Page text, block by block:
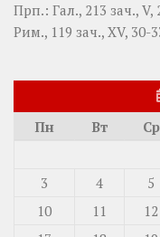
Прп.: Гал., 213 зач., V,
Рим., 119 зач., XV, 30-
Пн
Вт Ср
3
4 5
10
11 12